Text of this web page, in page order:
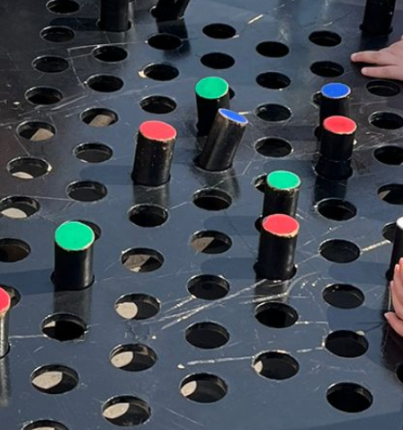
האתר שלנו,
אנחנו
משתמשים
באיסוף
נתונים
סטטיסטים
ואנליזות
מתקדמות של
אופן השימוש
באתר.
חווית
גלישה
שהאתר
שלנו יעבוד
הטובה
ביותר בזמן
הביקור
שלכם. אם
תבחרו לא
לאפשר